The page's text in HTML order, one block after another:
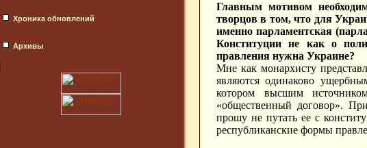
Хроника обновлений
Архивы
Главным мотивом
творцов в том, что для
именно парламентская
Конституции не как о
правления нужна Украине?
Мне как монархисту
являются одинаково
котором высшим
«общественный договор».
прошу не путать ее с
республиканские формы